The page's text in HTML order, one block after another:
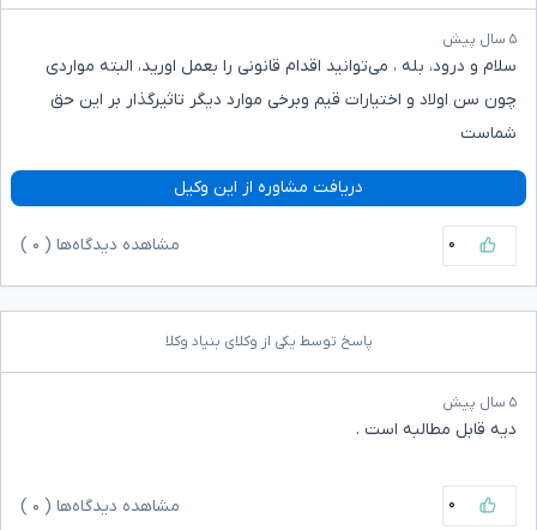
۵ سال پیش
سلام و درود، بله ، می‌توانید اقدام قانونی را بعمل اورید، البته مواردی
چون سن اولاد و اختیارات قیم وبرخی موارد دیگر تاثیرگذار بر این حق
شماست
دریافت مشاوره از این وکیل
۰ مشاهده دیدگاه‌ها ( ۰
پاسخ توسط یکی از وکلای بنیاد وکلا
۵ سال پیش
دیه قابل مطالبه است .
۰ مشاهده دیدگاه‌ها ( ۰